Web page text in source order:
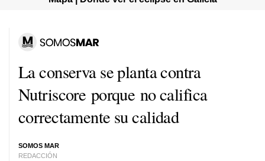
La conserva se planta contra
Nutriscore porque no califica
correctamente su calidad
SOMOS MAR
REDACCIÓN